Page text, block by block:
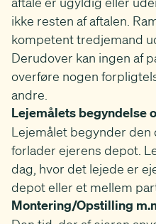
ikke resten af aftalen.
kompetent tredjemand
Derudover kan ingen af
overføre nogen
andre.
Lejemålets begyndelse
Lejemålet begynder den
forlader ejerens depot.
dag, hvor det lejede er
depot eller et mellem
Montering/Opstilling